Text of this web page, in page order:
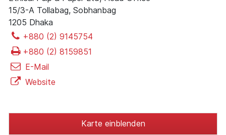
15/3-A Tollabag, Sobhanbag
1205 Dhaka
+880 (2) 9145754
+880 (2) 8159851
E-Mail
Website
Karte einblenden